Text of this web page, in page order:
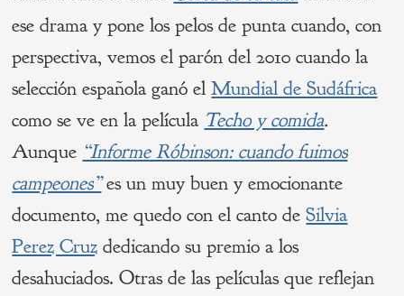
ese drama y pone los pelos de punta cuando, con
perspectiva, vemos el parón del 2010 cuando la
selección española ganó elMundial de Sudáfrica
como se ve en la película Techo y comida.
Aunque “Informe Róbinson: cuando fuimos
campeones”es un muy buen y emocionante
documento, me quedo con el canto deSilvia
Perez Cruz dedicando su premio a los
desahuciados. Otras de las películas que reflejan